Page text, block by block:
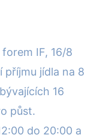
IF, 16/8
příjmu jídla na 8
16
půst.
do 20:00 a